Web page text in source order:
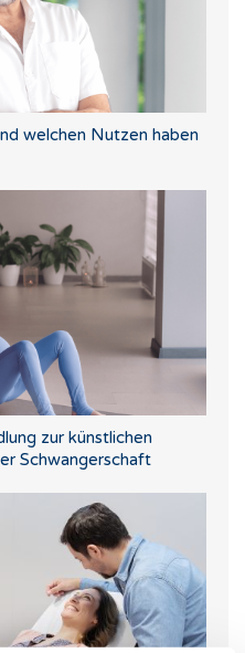
welchen Nutzen haben
zur künstlichen
Schwangerschaft